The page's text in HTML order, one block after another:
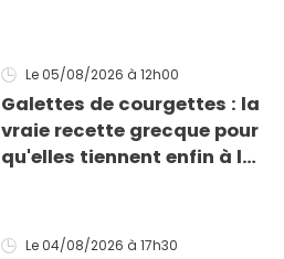
Le 05/08/2026 à 12h00
Galettes de courgettes : la
vraie recette grecque pour
qu'elles tiennent enfin à la
Le 04/08/2026 à 17h30